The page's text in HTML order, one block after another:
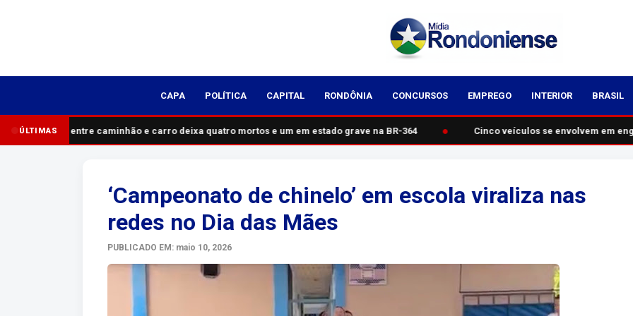
CAPA POLÍTICA CAPITAL RONDÔNIA CONCURSOS EMPREGO INTERIOR BRASIL
ÚLTIMAS
Acidente entre caminhão e carro deixa quatro mortos e um em estado grave na BR-364 Cinco veículos se envolvem em
‘Campeonato de chinelo’ em escola viraliza nas
redes no Dia das Mães
PUBLICADO EM: maio 10, 2026